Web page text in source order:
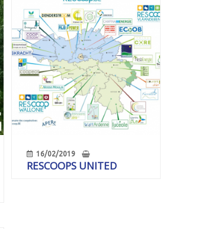
16/02/2019
RESCOOPS UNITED